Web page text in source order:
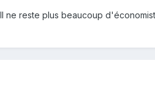
reste plus beaucoup